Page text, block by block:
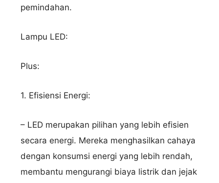
pemindahan.
Lampu LED:
Plus:
1. Efisiensi Energi:
– LED merupakan pilihan yang lebih efisien
secara energi. Mereka menghasilkan cahaya
dengan konsumsi energi yang lebih rendah,
membantu mengurangi biaya listrik dan jejak
Hubungi via WhatsApp